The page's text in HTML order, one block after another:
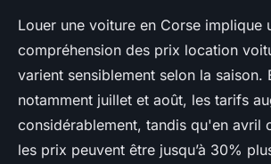
Louer une voiture en Corse implique
compréhension des prix location
varient sensiblement selon la saison.
notamment juillet et août, les tarifs
considérablement, tandis qu'en avril
les prix peuvent être jusqu’à 30%